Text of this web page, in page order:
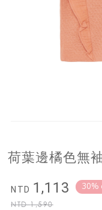
荷葉邊橘色無
NTD 1,113
NTD1,590
30%